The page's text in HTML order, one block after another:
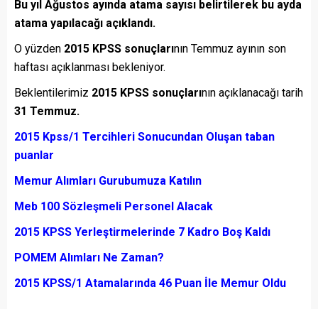
Bu yıl Ağustos ayında atama sayısı belirtilerek bu ayda
atama yapılacağı açıklandı.
O yüzden 2015 KPSS sonuçlarının Temmuz ayının son
haftası açıklanması bekleniyor.
Beklentilerimiz 2015 KPSS sonuçlarının açıklanacağı tarih
31 Temmuz.
2015 Kpss/1 Tercihleri Sonucundan Oluşan taban
puanlar
Memur Alımları Gurubumuza Katılın
Meb 100 Sözleşmeli Personel Alacak
2015 KPSS Yerleştirmelerinde 7 Kadro Boş Kaldı
POMEM Alımları Ne Zaman?
2015 KPSS/1 Atamalarında 46 Puan İle Memur Oldu